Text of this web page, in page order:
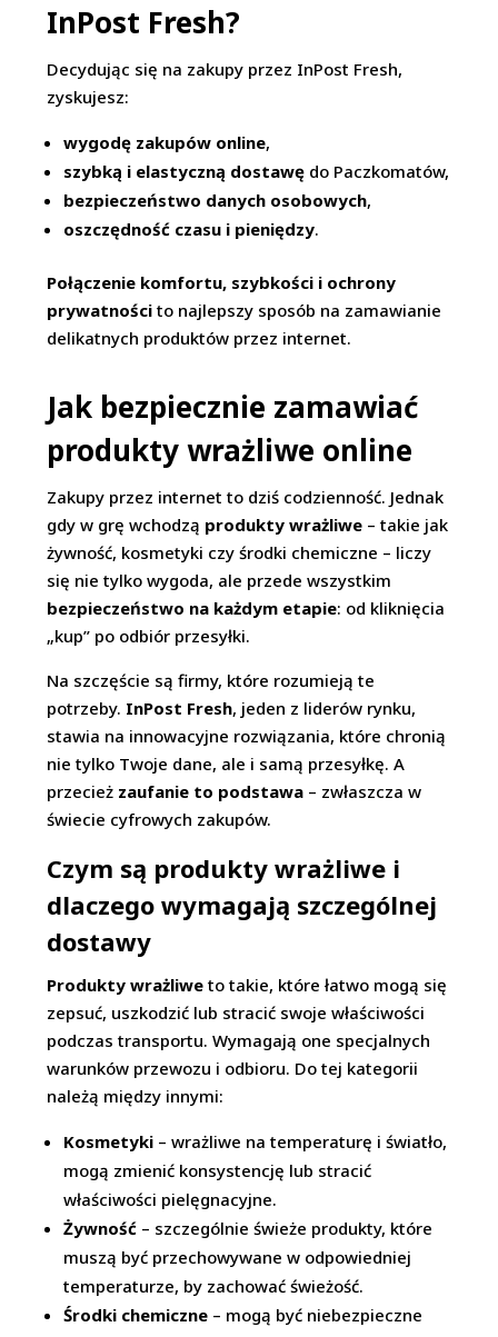
InPost Fresh?
Decydując się na zakupy przez InPost Fresh,
zyskujesz:
wygodę zakupów online,
szybką i elastyczną dostawę do Paczkomatów,
bezpieczeństwo danych osobowych,
oszczędność czasu i pieniędzy.
Połączenie komfortu, szybkości i ochrony
prywatności to najlepszy sposób na zamawianie
delikatnych produktów przez internet.
Jak bezpiecznie zamawiać
produkty wrażliwe online
Zakupy przez internet to dziś codzienność. Jednak
gdy w grę wchodzą produkty wrażliwe – takie jak
żywność, kosmetyki czy środki chemiczne – liczy
się nie tylko wygoda, ale przede wszystkim
bezpieczeństwo na każdym etapie: od kliknięcia
„kup” po odbiór przesyłki.
Na szczęście są firmy, które rozumieją te
potrzeby. InPost Fresh, jeden z liderów rynku,
stawia na innowacyjne rozwiązania, które chronią
nie tylko Twoje dane, ale i samą przesyłkę. A
przecież zaufanie to podstawa – zwłaszcza w
świecie cyfrowych zakupów.
Czym są produkty wrażliwe i
dlaczego wymagają szczególnej
dostawy
Produkty wrażliwe to takie, które łatwo mogą się
zepsuć, uszkodzić lub stracić swoje właściwości
podczas transportu. Wymagają one specjalnych
warunków przewozu i odbioru. Do tej kategorii
należą między innymi:
Kosmetyki – wrażliwe na temperaturę i światło,
mogą zmienić konsystencję lub stracić
właściwości pielęgnacyjne.
Żywność – szczególnie świeże produkty, które
muszą być przechowywane w odpowiedniej
temperaturze, by zachować świeżość.
Środki chemiczne – mogą być niebezpieczne